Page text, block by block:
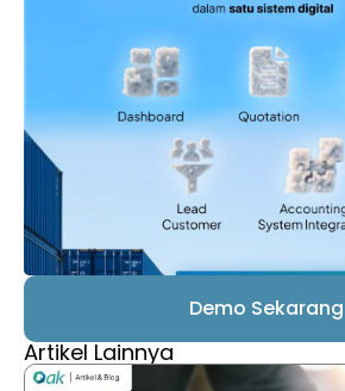
Demo Sekarang
Artikel Lainnya